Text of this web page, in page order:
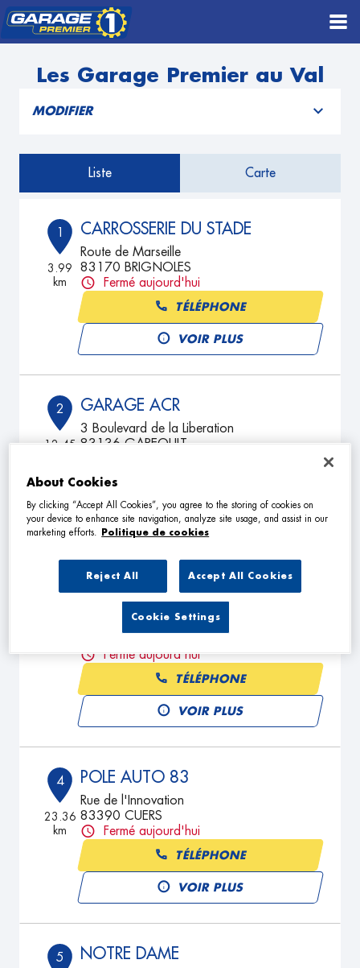
Les Garage Premier au Val
MODIFIER
Liste Carte
1
3.99
km
CARROSSERIE DU STADE
Route de Marseille
83170 BRIGNOLES
Fermé aujourd'hui
TÉLÉPHONE
VOIR PLUS
2
12.45
GARAGE ACR
3 Boulevard de la Liberation
83136 GAREOULT
VOIR PLUS
BIANUCCI MAXIME GERARD
Route de Draguignan
Fermé aujourd'hui
TÉLÉPHONE
VOIR PLUS
4
23.36
km
POLE AUTO 83
Rue de l'Innovation
83390 CUERS
Fermé aujourd'hui
TÉLÉPHONE
VOIR PLUS
5 NOTRE DAME
About Cookies
By clicking “Accept All Cookies”, you agree to the storing of cookies on
your device to enhance site navigation, analyze site usage, and assist in our
marketing efforts.
Politique de cookies
Reject All Accept All Cookies
Cookie Settings